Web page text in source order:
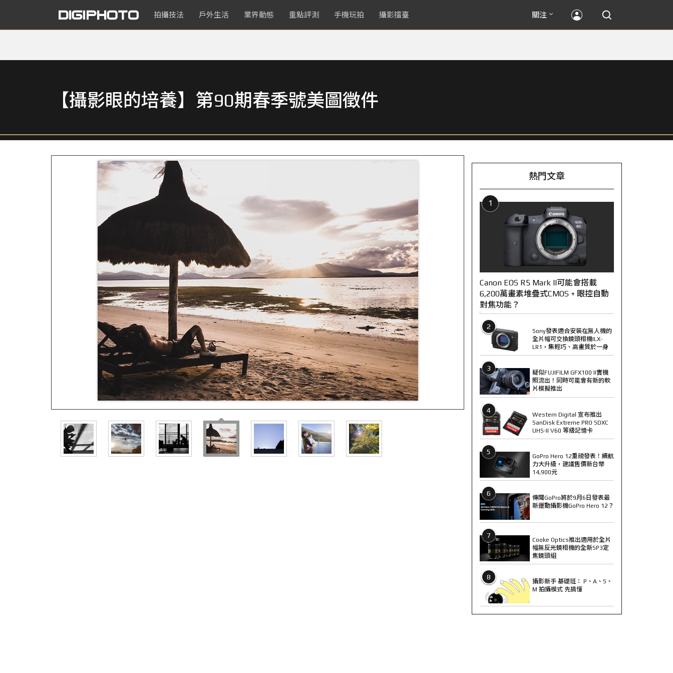
拍攝技法 戶外生活 業界動態 重點評測 手機玩拍 攝影擂臺 關注
【攝影眼的培養】第90期春季號美圖徵件
熱門文章
1
Canon EOS R5 Mark II可能會搭載
6,200萬畫素堆疊式CMOS + 眼控自動
對焦功能？
2
Sony發表適合安裝在無人機的
全片幅可交換鏡頭相機ILX-
LR1，集輕巧、高畫質於一身
3
疑似FUJIFILM GFX100 II實機
照流出！同時可能會有新的軟
片模擬推出
4
Western Digital 宣布推出
SanDisk Extreme PRO SDXC
UHS-II V60 等級記憶卡
5
GoPro Hero 12重磅發表！續航
力大升級，建議售價新台幣
14,900元
6
傳聞GoPro將於9月6日發表最
新運動攝影機GoPro Hero 12？
7
Cooke Optics推出適用於全片
幅無反光鏡相機的全新SP3定
焦鏡頭組
8
攝影新手 基礎班： P、A、S、
M 拍攝模式 先搞懂